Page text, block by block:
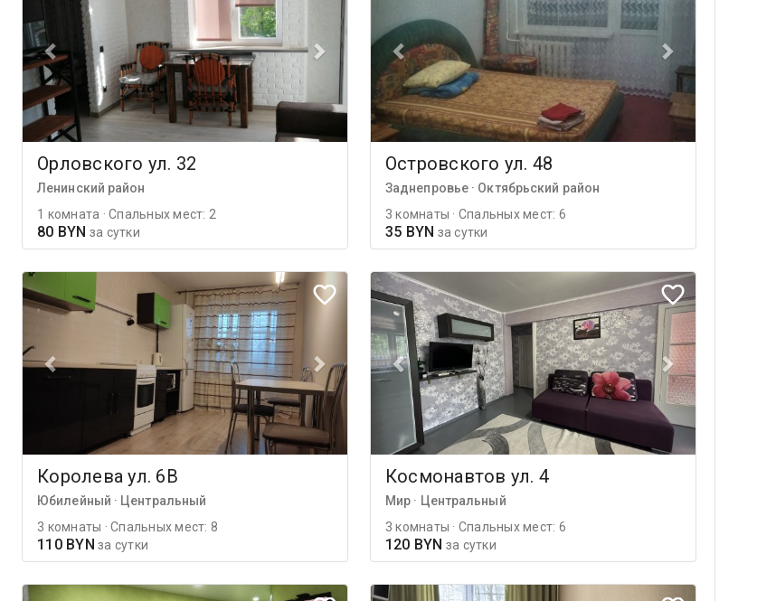
Орловского ул. 32
Ленинский район
1 комната · Спальных мест: 2
80 BYN за сутки
Островского ул. 48
Заднепровье · Октябрьский район
3 комнаты · Спальных мест: 6
35 BYN за сутки
Королева ул. 6В
Юбилейный · Центральный
3 комнаты · Спальных мест: 8
110 BYN за сутки
Космонавтов ул. 4
Мир · Центральный
3 комнаты · Спальных мест: 6
120 BYN за сутки